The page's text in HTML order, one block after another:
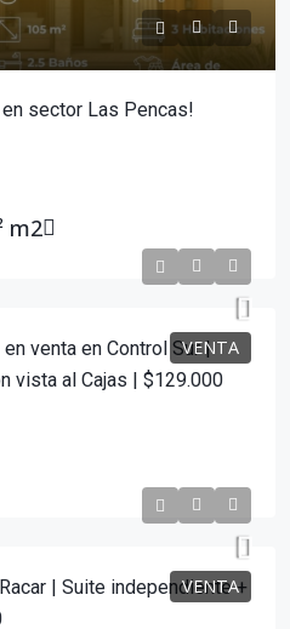
sector Las Pencas!
m2
VENTA
venta en Control Sur |
vista al Cajas | $129.000
VENTA
| Suite independiente +